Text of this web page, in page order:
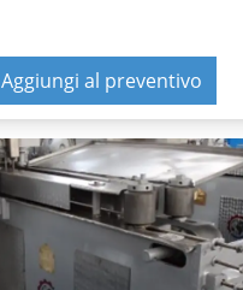
Aggiungi al preventivo